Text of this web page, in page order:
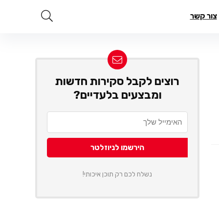
צור קשר
רוצים לקבל סקירות חדשות
ומבצעים בלעדיים?
נשלח לכם רק תוכן איכותי!